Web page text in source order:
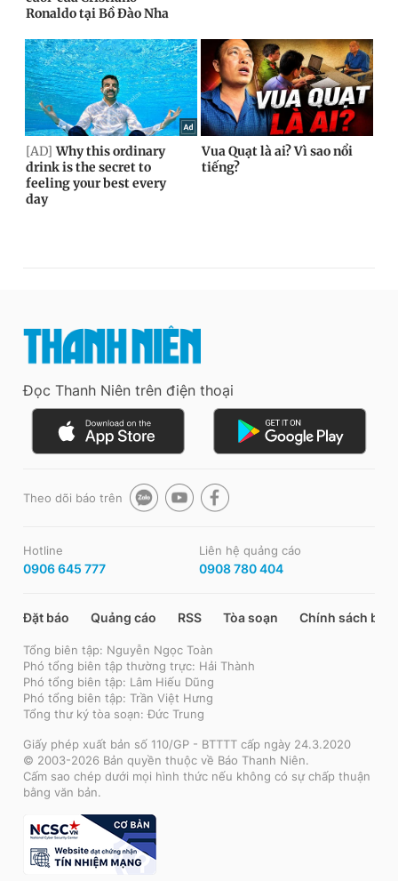
Đọc Thanh Niên trên điện thoại
Theo dõi báo trên
Hotline
0906 645 777
Liên hệ quảng cáo
0908 780 404
Đặt báo Quảng cáo RSS Tòa soạn Chính sách bảo
Tổng biên tập: Nguyễn Ngọc Toàn
Phó tổng biên tập thường trực: Hải Thành
Phó tổng biên tập: Lâm Hiếu Dũng
Phó tổng biên tập: Trần Việt Hưng
Tổng thư ký tòa soạn: Đức Trung
Giấy phép xuất bản số 110/GP - BTTTT cấp ngày 24.3.2020
© 2003-2026 Bản quyền thuộc về Báo Thanh Niên.
Cấm sao chép dưới mọi hình thức nếu không có sự chấp thuận
bằng văn bản.